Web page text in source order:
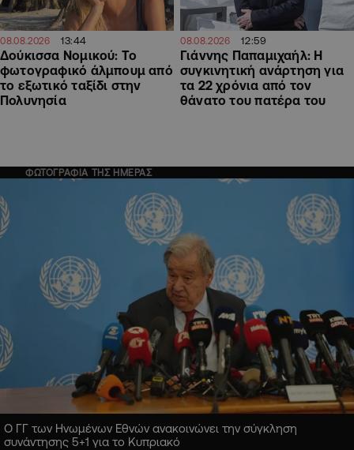
08.08.2026 13:44
Δούκισσα Νομικού: Το
φωτογραφικό άλμπουμ από
το εξωτικό ταξίδι στην
Πολυνησία
08.08.2026 12:59
Γιάννης Παπαμιχαήλ: Η
συγκινητική ανάρτηση για
τα 22 χρόνια από τον
θάνατο του πατέρα του
ΦΩΤΟΓΡΑΦΙΑ ΤΗΣ ΗΜΕΡΑΣ
Ο ΓΓ των Ηνωμένων Εθνών ανακοινώνει την σύγκληση
συνάντησης 5+1 για το Κυπριακό